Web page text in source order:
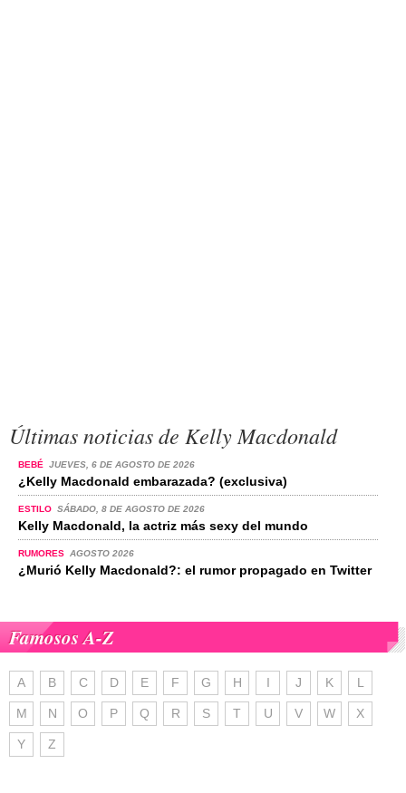
Últimas noticias de Kelly Macdonald
BEBÉ JUEVES, 6 DE AGOSTO DE 2026
¿Kelly Macdonald embarazada? (exclusiva)
ESTILO SÁBADO, 8 DE AGOSTO DE 2026
Kelly Macdonald, la actriz más sexy del mundo
RUMORES AGOSTO 2026
¿Murió Kelly Macdonald?: el rumor propagado en Twitter
Famosos A-Z
A B C D E F G H I J K L
M N O P Q R S T U V W X
Y Z